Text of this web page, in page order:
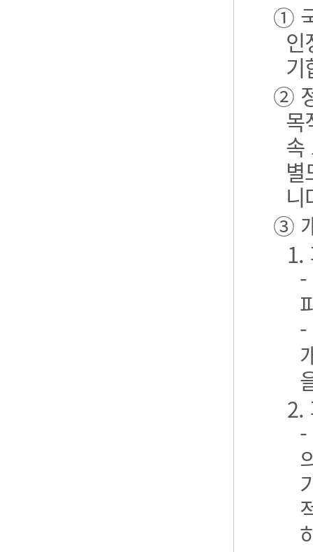
①
인
기
②
목
속
니
③
1.
-
-
2.
-